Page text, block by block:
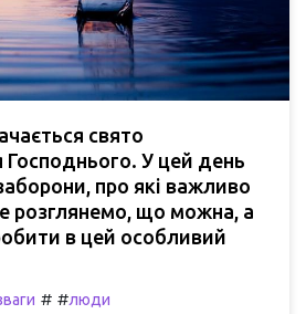
свято
У цей день
про які важливо
розглянемо, що можна, а
в цей особливий
# #люди